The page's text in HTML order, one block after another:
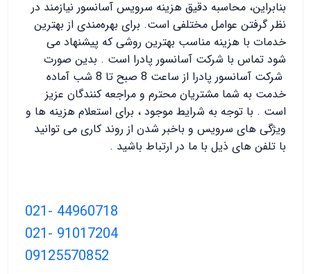
بنابراین، محاسبه دقیق هزینه سرویس آسانسور نیازمند در
نظر گرفتن عوامل مختلفی است. برای بهره‌مندی از بهترین
خدمات با هزینه مناسب بهترین روشی که پیشنهاد می
شود تماس با شرکت آسانسور پادرا است . بدین صورت
شرکت آسانسور پادرا از ساعت 8 صبح تا 8 شب آماده
خدمت به شما مشتریان محترم و مراجعه کنندگان عزیز
است . با توجه به شرایط موجود ، برای استعلام هزینه ها و
ویژگی های سرویس و باخبر شدن از روند کاری می توانید
با تلفن های ذیل با ما در ارتباط باشید .
021- 44960718
021- 91017204
09125570852